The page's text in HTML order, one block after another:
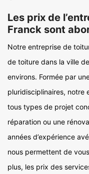
Les prix de
Franck sont
Notre entreprise de
de toiture dans la ville
environs. Formée par
pluridisciplinaires, notre
tous types de projet
réparation ou une
années d’expérience
nous permettent de
plus, les prix des